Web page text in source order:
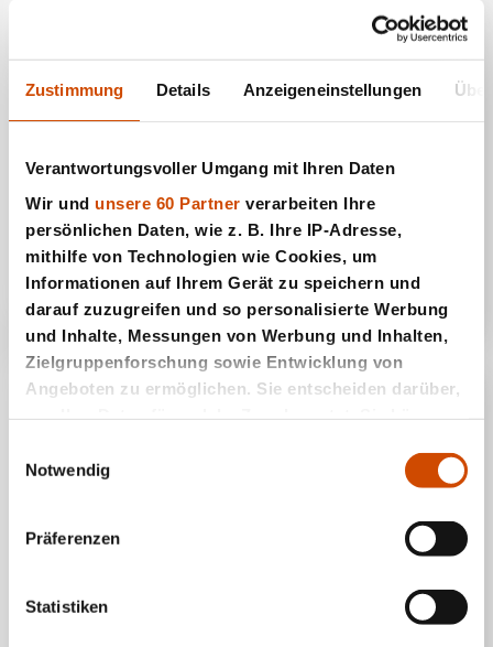
Zustimmung Details Anzeigeneinstellungen
Verantwortungsvoller Umgang mit Ihren Daten
Wir und unsere 60 Partner verarbeiten Ihre
persönlichen Daten, wie z. B. Ihre IP-Adresse,
mithilfe von Technologien wie Cookies, um
Informationen auf Ihrem Gerät zu speichern und
darauf zuzugreifen und so personalisierte Werbung
und Inhalte, Messungen von Werbung und Inhalten,
Zielgruppenforschung sowie Entwicklung von
Angeboten zu ermöglichen. Sie entscheiden darüber,
oder durch Klicken auf das Privacy Trigger Symbol
Wenn Sie es erlauben, würden wir auch gerne:
erfassen, welche bis auf einige Meter genau sein
Notwendig
Präferenzen
Statistiken
Königsspiel von Ur